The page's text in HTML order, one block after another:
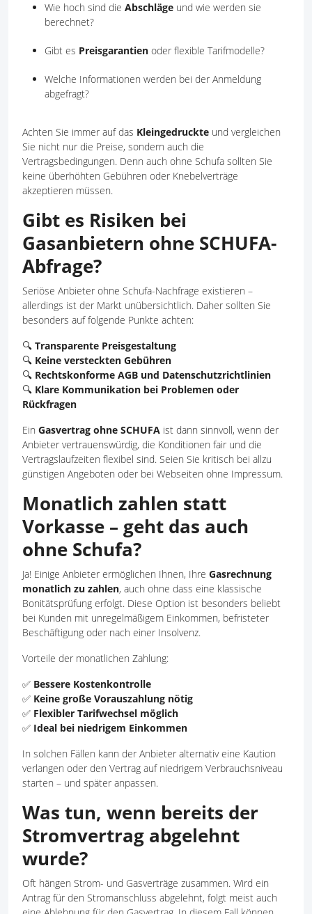
Wie hoch sind die Abschläge und wie werden sie
berechnet?
Gibt es Preisgarantien oder flexible Tarifmodelle?
Welche Informationen werden bei der Anmeldung
abgefragt?
Achten Sie immer auf das Kleingedruckte und vergleichen
Sie nicht nur die Preise, sondern auch die
Vertragsbedingungen. Denn auch ohne Schufa sollten Sie
keine überhöhten Gebühren oder Knebelverträge
akzeptieren müssen.
Gibt es Risiken bei
Gasanbietern ohne SCHUFA-
Abfrage?
Seriöse Anbieter ohne Schufa-Nachfrage existieren –
allerdings ist der Markt unübersichtlich. Daher sollten Sie
besonders auf folgende Punkte achten:
🔍 Transparente Preisgestaltung
🔍 Keine versteckten Gebühren
🔍 Rechtskonforme AGB und Datenschutzrichtlinien
🔍 Klare Kommunikation bei Problemen oder
Rückfragen
Ein Gasvertrag ohne SCHUFA ist dann sinnvoll, wenn der
Anbieter vertrauenswürdig, die Konditionen fair und die
Vertragslaufzeiten flexibel sind. Seien Sie kritisch bei allzu
günstigen Angeboten oder bei Webseiten ohne Impressum.
Monatlich zahlen statt
Vorkasse – geht das auch
ohne Schufa?
Ja! Einige Anbieter ermöglichen Ihnen, Ihre Gasrechnung
monatlich zu zahlen, auch ohne dass eine klassische
Bonitätsprüfung erfolgt. Diese Option ist besonders beliebt
bei Kunden mit unregelmäßigem Einkommen, befristeter
Beschäftigung oder nach einer Insolvenz.
Vorteile der monatlichen Zahlung:
✅ Bessere Kostenkontrolle
✅ Keine große Vorauszahlung nötig
✅ Flexibler Tarifwechsel möglich
✅ Ideal bei niedrigem Einkommen
In solchen Fällen kann der Anbieter alternativ eine Kaution
verlangen oder den Vertrag auf niedrigem Verbrauchsniveau
starten – und später anpassen.
Was tun, wenn bereits der
Stromvertrag abgelehnt
wurde?
Oft hängen Strom- und Gasverträge zusammen. Wird ein
Antrag für den Stromanschluss abgelehnt, folgt meist auch